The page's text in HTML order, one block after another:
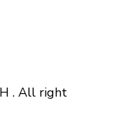
. All right